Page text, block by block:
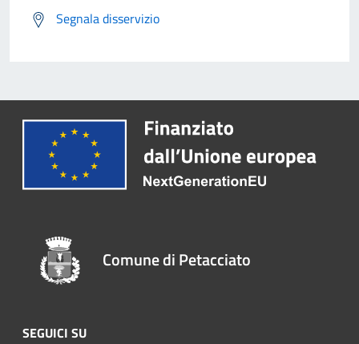
Segnala disservizio
Comune di Petacciato
SEGUICI SU